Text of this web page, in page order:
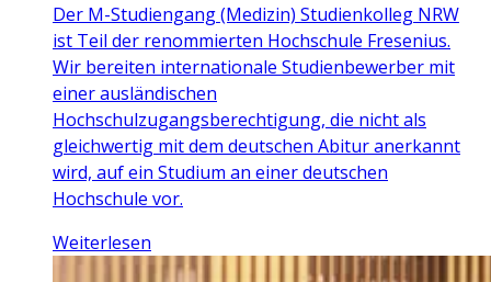
Der M-Studiengang (Medizin) Studienkolleg NRW
ist Teil der renommierten Hochschule Fresenius.
Wir bereiten internationale Studienbewerber mit
einer ausländischen
Hochschulzugangsberechtigung, die nicht als
gleichwertig mit dem deutschen Abitur anerkannt
wird, auf ein Studium an einer deutschen
Hochschule vor.
Weiterlesen